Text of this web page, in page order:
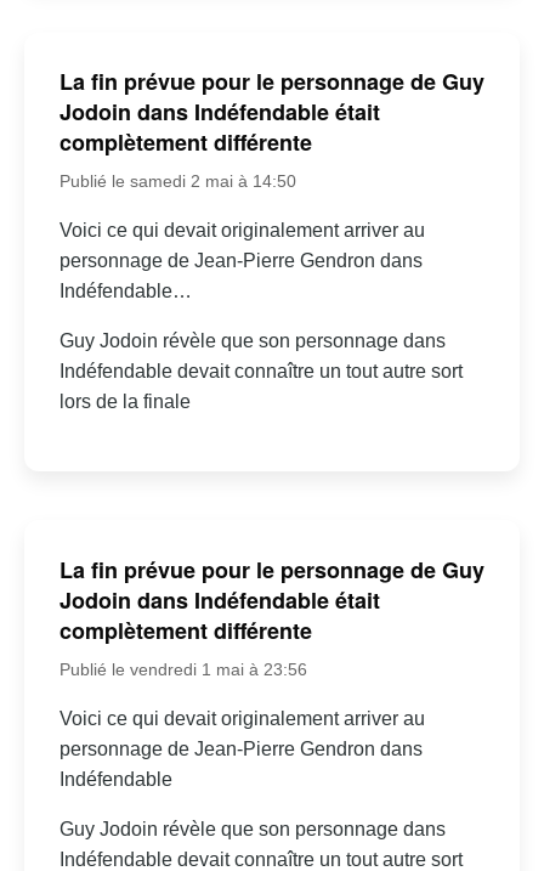
La fin prévue pour le personnage de Guy
Jodoin dans Indéfendable était
complètement différente
Publié le samedi 2 mai à 14:50
Voici ce qui devait originalement arriver au
personnage de Jean-Pierre Gendron dans
Indéfendable…
Guy Jodoin révèle que son personnage dans
Indéfendable devait connaître un tout autre sort
lors de la finale
La fin prévue pour le personnage de Guy
Jodoin dans Indéfendable était
complètement différente
Publié le vendredi 1 mai à 23:56
Voici ce qui devait originalement arriver au
personnage de Jean-Pierre Gendron dans
Indéfendable
Guy Jodoin révèle que son personnage dans
Indéfendable devait connaître un tout autre sort